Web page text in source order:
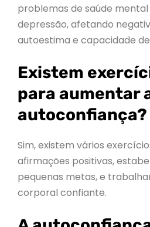
problemas de saúde
depressão, afetando
autoestima e capacidade
Existem
para aumentar
autoconfiança?
Sim, existem vários
afirmações positivas,
pequenas metas, e
corporal confiante.